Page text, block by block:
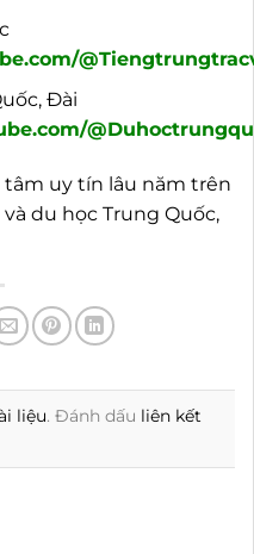
Đài
uy tín lâu năm trên
du học Trung Quốc,
liệu. Đánh dấu liên kết